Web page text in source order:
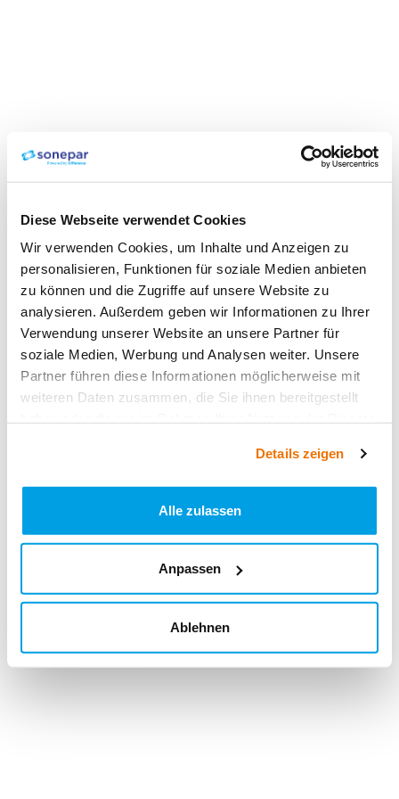
Diese Webseite verwendet Cookies
Wir verwenden Cookies, um Inhalte und Anzeigen zu
personalisieren, Funktionen für soziale Medien anbieten
zu können und die Zugriffe auf unsere Website zu
analysieren. Außerdem geben wir Informationen zu Ihrer
Verwendung unserer Website an unsere Partner für
soziale Medien, Werbung und Analysen weiter. Unsere
Partner führen diese Informationen möglicherweise mit
weiteren Daten zusammen, die Sie ihnen bereitgestellt
Details zeigen
Alle zulassen
Anpassen
Ablehnen